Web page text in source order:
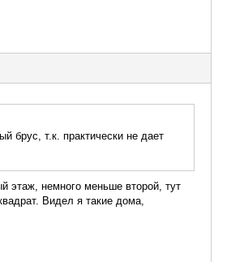
брус, т.к. практически не дает
этаж, немного меньше второй, тут
Видел я такие дома,